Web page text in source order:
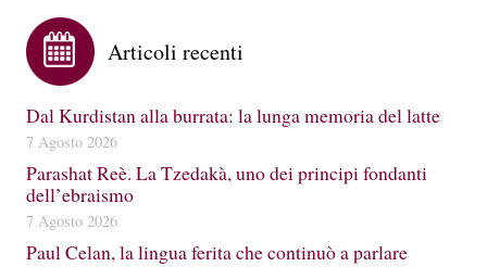
Articoli recenti
Dal Kurdistan alla burrata: la lunga memoria del latte
7 Agosto 2026
Parashat Reè. La Tzedakà, uno dei principi fondanti
dell’ebraismo
7 Agosto 2026
Paul Celan, la lingua ferita che continuò a parlare